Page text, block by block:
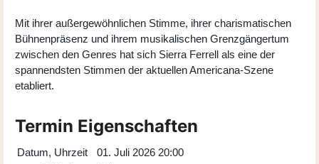
Mit ihrer außergewöhnlichen Stimme, ihrer charismatischen
Bühnenpräsenz und ihrem musikalischen Grenzgängertum
zwischen den Genres hat sich Sierra Ferrell als eine der
spannendsten Stimmen der aktuellen Americana-Szene
etabliert.
Termin Eigenschaften
Datum, Uhrzeit
01. Juli 2026 20:00